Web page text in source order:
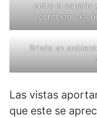
entre el espacio
contexto
Brinda un
Las vistas
que este se